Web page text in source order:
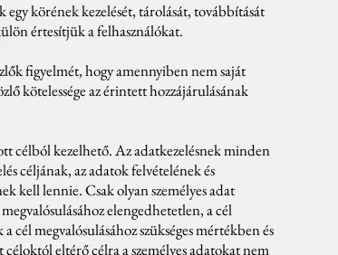
egy körének kezelését, tárolását, továbbítását
értesítjük a felhasználókat.
figyelmét, hogy amennyiben nem saját
kötelessége az érintett hozzájárulásának
célból kezelhető. Az adatkezelésnek minden
céljának, az adatok felvételének és
kell lennie. Csak olyan személyes adat
elengedhetetlen, a cél
cél megvalósulásához szükséges mértékben és
eltérő célra a személyes adatokat nem